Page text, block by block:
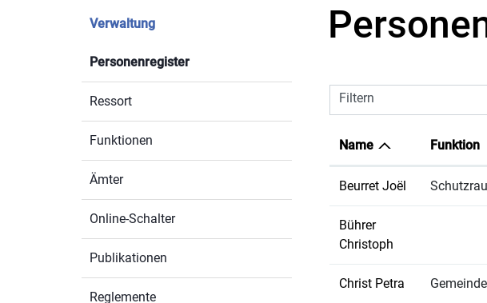
Verwaltung
Personenregister
Ressort
Funktionen
Ämter
Online-Schalter
Publikationen
Reglemente
Filtern
Name Funktion
Beurret Joël
Bührer
Christoph
Christ Petra